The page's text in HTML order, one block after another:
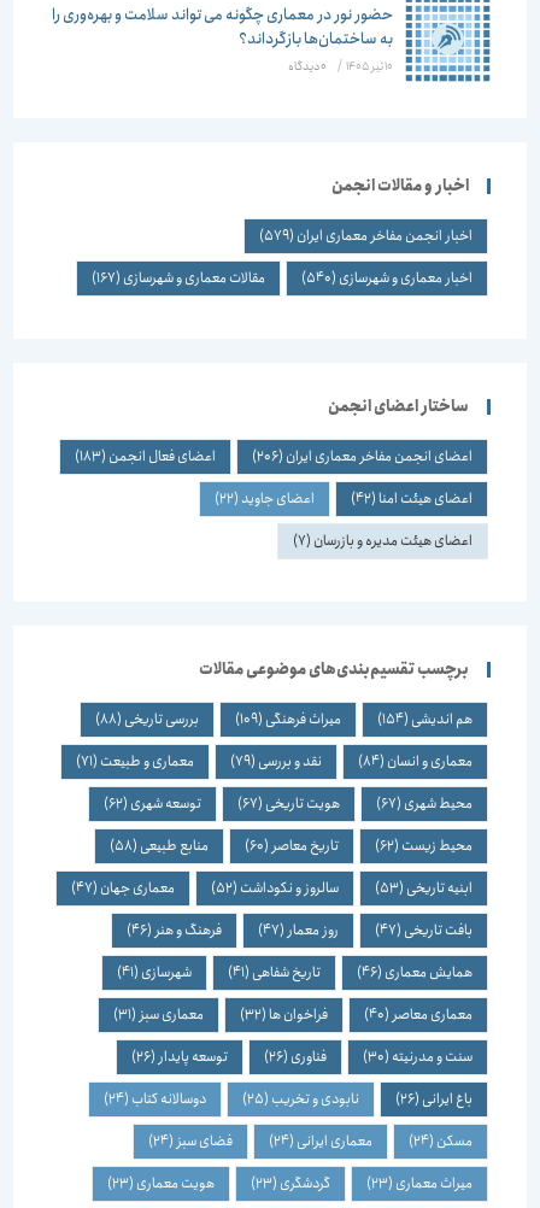
حضور نور در معماری چگونه می تواند سلامت و بهره‌وری را
به ساختمان‌ها بازگرداند؟
10 تیر 1405 / ۰ دیدگاه
اخبار و مقالات انجمن
اخبار انجمن مفاخر معماری ایران(579)
اخبار معماری و شهرسازی(540) مقالات معماری و شهرسازی(167)
ساختار اعضای انجمن
اعضای انجمن مفاخر معماری ایران(206) اعضای فعال انجمن(183)
اعضای هیئت امنا (42) اعضای جاوید(22)
اعضای هیئت مدیره و بازرسان(7)
برچسب تقسیم‌بندی‌های موضوعی مقالات
هم اندیشی(154) میراث فرهنگی(109) بررسی تاریخی(88)
معماری و انسان(84) نقد و بررسی(79) معماری و طبیعت(71)
محیط شهری(67) هویت تاریخی(67) توسعه شهری(62)
محیط زیست(62) تاریخ معاصر(60) منابع طبیعی(58)
ابنیه تاریخی(53) سالروز و نکوداشت(52) معماری جهان(47)
بافت تاریخی(47) روز معمار(47) فرهنگ و هنر(46)
همایش معماری(46) تاریخ شفاهی(41) شهرسازی(41)
معماری معاصر(40) فراخوان ها(32) معماری سبز(31)
سنت و مدرنیته(30) فناوری(26) توسعه پایدار(26)
باغ ایرانی(26) نابودی و تخریب(25) دوسالانه کتاب(24)
مسکن(24) معماری ایرانی(24) فضای سبز(24)
میراث معماری(23) گردشگری(23) هویت معماری(23)